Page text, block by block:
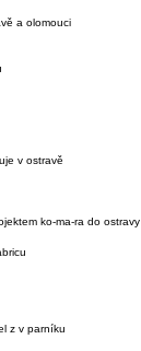
a olomouci
v ostravě
ko-ma-ra do ostravy
z v parníku